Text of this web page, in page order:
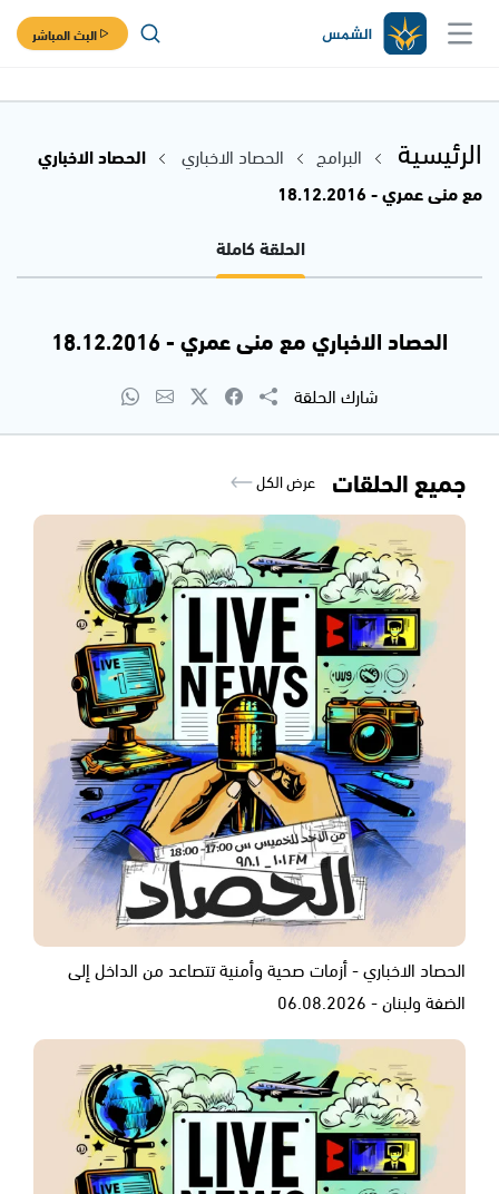
البث المباشر
الرئيسية البرامج الحصاد الاخباري
الحصاد الاخباري
مع منى عمري - 18.12.2016
الحلقة كاملة
الحصاد الاخباري مع منى عمري - 18.12.2016
شارك الحلقة
جميع الحلقات عرض الكل
الحصاد الاخباري - أزمات صحية وأمنية تتصاعد من الداخل إلى
الضفة ولبنان - 06.08.2026